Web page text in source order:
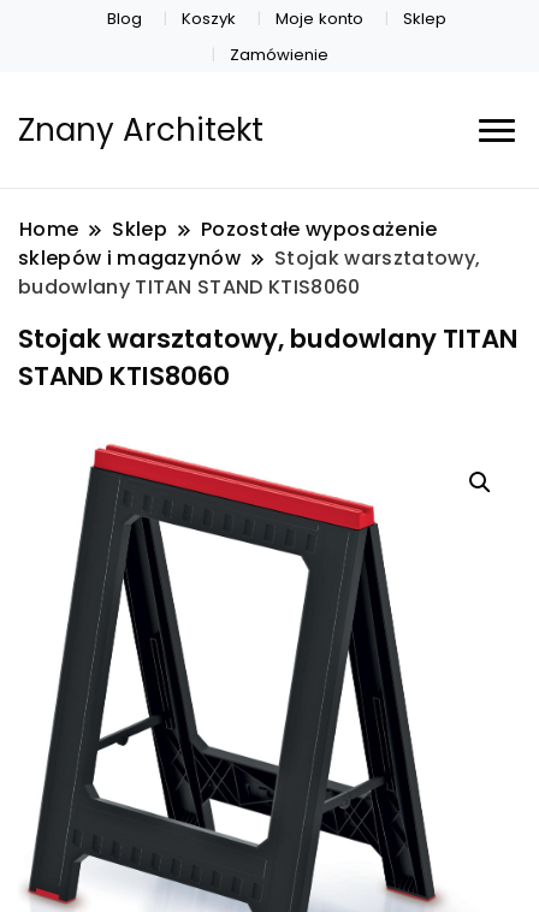
Blog Koszyk Moje konto
Sklep
Zamówienie
Znany Architekt
Home Sklep
Pozostałe wyposażenie
sklepów i magazynów
Stojak warsztatowy,
budowlany TITAN STAND KTIS8060
Stojak warsztatowy, budowlany TITAN
STAND KTIS8060